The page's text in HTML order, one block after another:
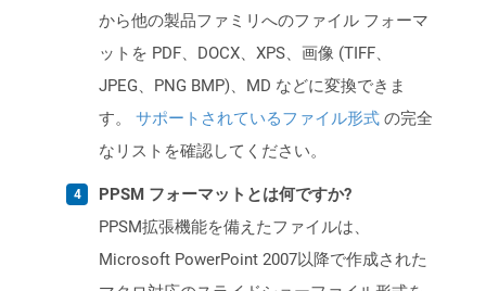
から他の製品ファミリへのファイル フォーマ
ットを PDF、DOCX、XPS、画像 (TIFF、
JPEG、PNG BMP)、MD などに変換できま
す。 サポートされているファイル形式 の完全
なリストを確認してください。
PPSM フォーマットとは何ですか?
PPSM拡張機能を備えたファイルは、
Microsoft PowerPoint 2007以降で作成された